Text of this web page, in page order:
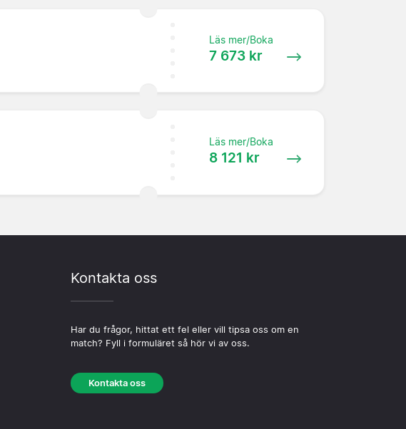
Läs mer/Boka
7 673 kr
Läs mer/Boka
8 121 kr
Kontakta oss
Har du frågor, hittat ett fel eller vill tipsa oss om en
match? Fyll i formuläret så hör vi av oss.
Kontakta oss